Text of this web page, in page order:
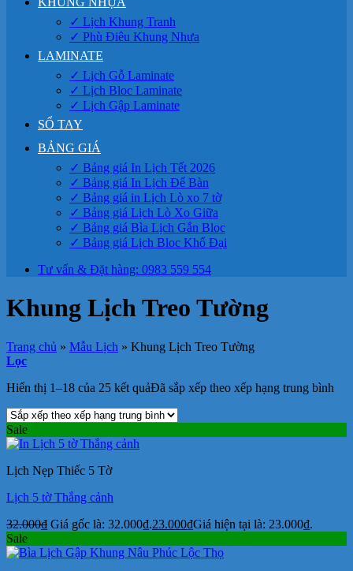
✓ Lịch Khung Tranh
✓ Phù Điêu Khung Nhựa
LAMINATE
✓ Lịch Gỗ Laminate
✓ Lịch Bloc Laminate
✓ Lịch Gập Laminate
SỔ TAY
BẢNG GIÁ
✓ Bảng giá In Lịch Tết 2026
✓ Bảng giá In Lịch Để Bàn
✓ Bảng giá in Lịch Lò xo 7 tờ
✓ Bảng giá Lịch Lò Xo Giữa
✓ Bảng giá Bìa Lịch Gắn Bloc
✓ Bảng giá Lịch Bloc Khổ Đại
Tư vấn & Đặt hàng: 0983 559 554
Khung Lịch Treo Tường
Trang chủ » Mẫu Lịch » Khung Lịch Treo Tường
Lọc
Hiển thị 1–18 của 25 kết quảĐã sắp xếp theo xếp hạng trung bình
Sale
Lịch Nẹp Thiếc 5 Tờ
Lịch 5 tờ Thắng cảnh
32.000₫ Giá gốc là: 32.000₫.23.000₫Giá hiện tại là: 23.000₫.
Sale